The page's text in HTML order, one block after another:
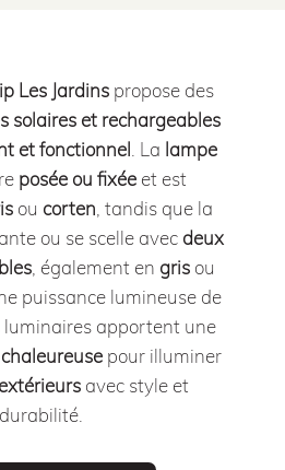
Les Jardins propose des
solaires et rechargeables
et fonctionnel . La lampe
posée ou fixée et est
ou corten , tandis que la
ou se scelle avec deux
, également en gris ou
puissance lumineuse de
luminaires apportent une
pour illuminer
avec style et
durabilité.